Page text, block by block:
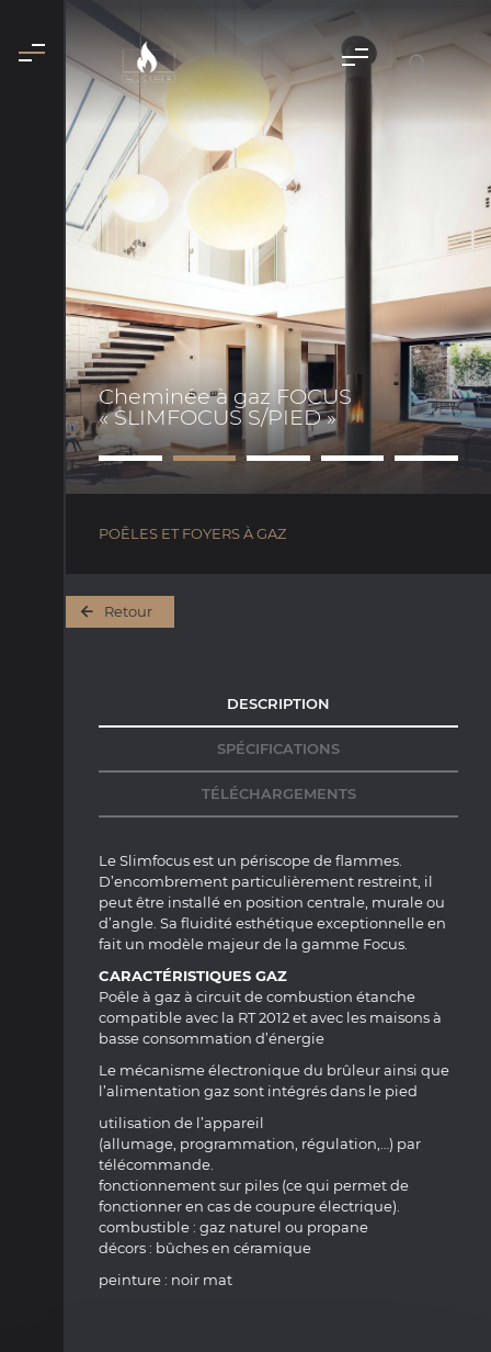
Cheminée à gaz FOCUS
« SLIMFOCUS S/PIED »
POÊLES ET FOYERS À GAZ
Retour
DESCRIPTION
SPÉCIFICATIONS
TÉLÉCHARGEMENTS
Le Slimfocus est un périscope de flammes.
D’encombrement particulièrement restreint, il
peut être installé en position centrale , murale ou
d’angle. Sa fluidité esthétique exceptionnelle en
fait un modèle majeur de la gamme Focus.
CARACTÉRISTIQUES GAZ
Poêle à gaz à circuit de combustion étanche
compatible avec la RT 2012 et avec les maisons à
basse consommation d’énergie
Le mécanisme électronique du brûleur ainsi que
l’alimentation gaz sont intégrés dans le pied
utilisation de l’appareil
(allumage, programmation, régulation,…) par
télécommande.
fonctionnement sur piles (ce qui permet de
fonctionner en cas de coupure électrique).
combustible : gaz naturel ou propane
décors : bûches en céramique
peinture : noir mat